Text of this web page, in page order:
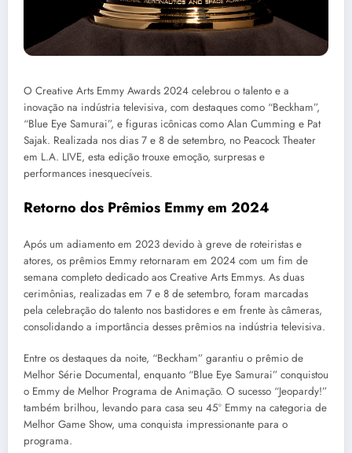
O Creative Arts Emmy Awards 2024 celebrou o talento e a
inovação na indústria televisiva, com destaques como “Beckham”,
“Blue Eye Samurai”, e figuras icônicas como Alan Cumming e Pat
Sajak. Realizada nos dias 7 e 8 de setembro, no Peacock Theater
em L.A. LIVE, esta edição trouxe emoção, surpresas e
performances inesquecíveis.
Retorno dos Prêmios Emmyem 2024
Após um adiamento em 2023 devido à greve de roteiristas e
atores, os prêmios Emmy retornaram em 2024 com um fim de
semana completo dedicado aos Creative Arts Emmys. As duas
cerimônias, realizadas em 7 e 8 de setembro, foram marcadas
pela celebração do talento nos bastidores e em frente às câmeras,
consolidando a importância desses prêmios na indústria televisiva.
Entre os destaques da noite, “Beckham” garantiu o prêmio de
Melhor Série Documental, enquanto “Blue Eye Samurai” conquistou
o Emmy de Melhor Programa de Animação. O sucesso “Jeopardy!”
também brilhou, levando para casa seu 45º Emmy na categoria de
Melhor Game Show, uma conquista impressionante para o
programa.